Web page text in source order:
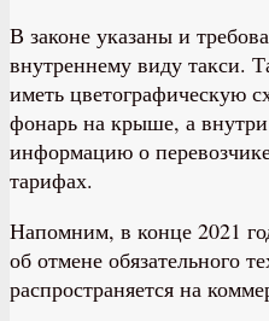
В законе указаны и
внутреннему виду такси.
иметь цветографическую
фонарь на крыше, а внутри
информацию о
тарифах.
Напомним, в конце 2021
об отмене обязательного
распространяется на